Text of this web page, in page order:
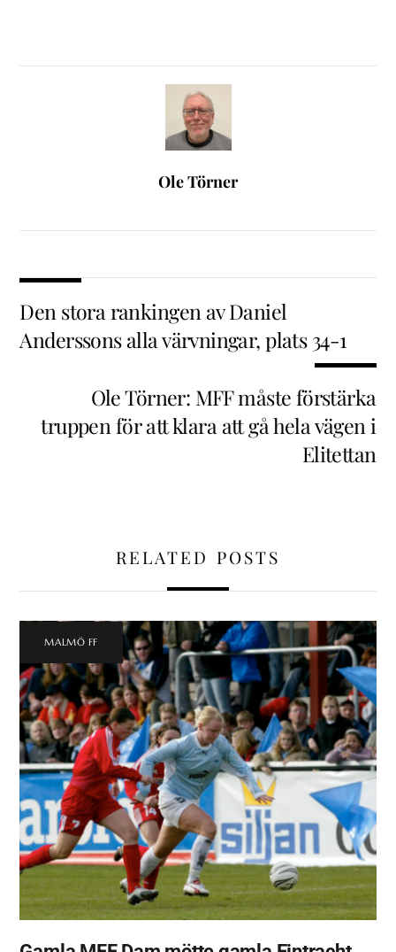
Ole Törner
Den stora rankingen av Daniel
Anderssons alla värvningar, plats 34-1
Ole Törner: MFF måste förstärka
truppen för att klara att gå hela vägen i
Elitettan
RELATED POSTS
MALMÖ FF